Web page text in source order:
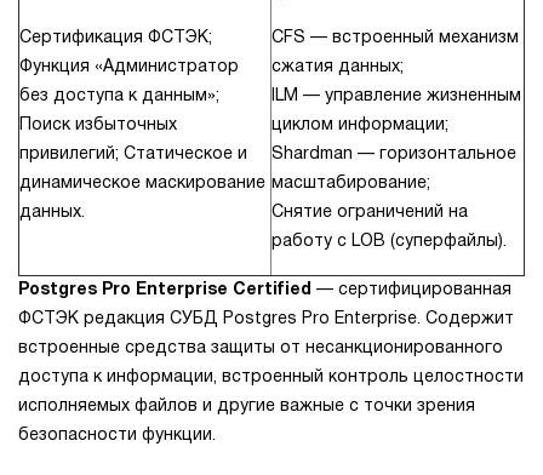
Сертификация ФСТЭК;
Функция «Администратор
без доступа к данным»;
Поиск избыточных
привилегий; Статическое и
динамическое маскирование
данных.
CFS — встроенный механизм
сжатия данных;
ILM — управление жизненным
циклом информации;
Shardman — горизонтальное
масштабирование;
Снятие ограничений на
работу с LOB (суперфайлы).
Postgres Pro Enterprise Certified — сертифицированная
ФСТЭК редакция СУБД Postgres Pro Enterprise. Содержит
встроенные средства защиты от несанкционированного
доступа к информации, встроенный контроль целостности
исполняемых файлов и другие важные с точки зрения
безопасности функции.